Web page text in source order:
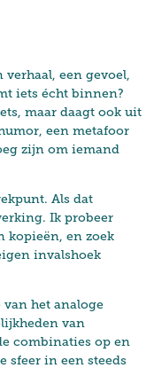
een gevoel,
iets écht binnen?
maar daagt ook uit
een metafoor
zijn om iemand
Als dat
Ik probeer
kopieën, en zoek
invalshoek
het analoge
van
combinaties op en
sfeer in een steeds